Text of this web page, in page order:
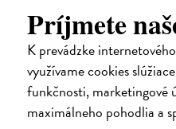
Príjmete
K prevádzke
využívame cookies
funkčnosti, marketingové
maximálneho pohodlia a